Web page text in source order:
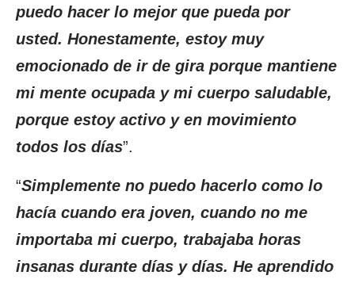
puedo hacer lo mejor que pueda por
usted. Honestamente, estoy muy
emocionado de ir de gira porque mantiene
mi mente ocupada y mi cuerpo saludable,
porque estoy activo y en movimiento
todos los días”.
“Simplemente no puedo hacerlo como lo
hacía cuando era joven, cuando no me
importaba mi cuerpo, trabajaba horas
insanas durante días y días. He aprendido